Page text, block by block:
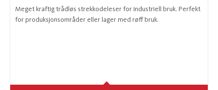
Meget kraftig trådløs strekkodeleser for industriell bruk. Perfekt
for produksjonsområder eller lager med røff bruk.